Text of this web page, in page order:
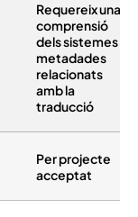
Requereix una
comprensió
dels sistemes i
metadades
relacionats
amb la
traducció
Per projecte
acceptat